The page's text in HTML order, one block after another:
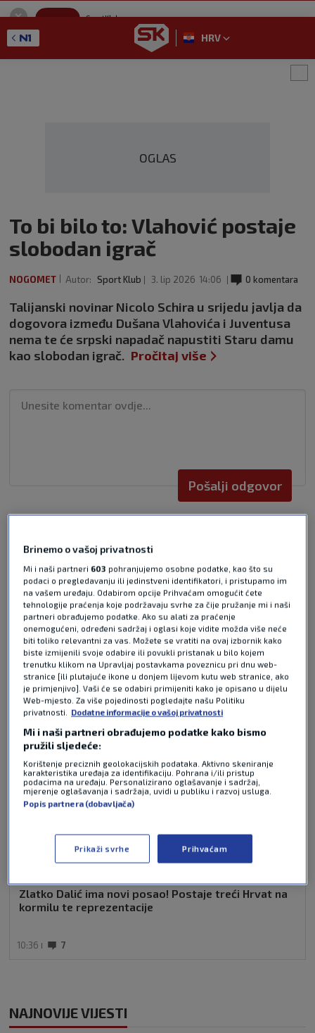
SportKlub
GET - On the Google Play
HRV
OGLAS
To bi bilo to: Vlahović postaje
slobodan igrač
NOGOMET Autor: Sport Klub 3. lip 2026 14:06 0 komentara
Talijanski novinar Nicolo Schira u srijedu javlja da
dogovora između Dušana Vlahovića i Juventusa
nema te će srpski napadač napustiti Staru damu
kao slobodan igrač. Pročitaj više
Pošalji odgovor
Pošalji
NAJČITANIJE VIJESTI - NOGOMET
Zlatko Dalić ima novi posao! Postaje treći Hrvat na
kormilu te reprezentacije
10:36 7
NAJNOVIJE VIJESTI
Brinemo o vašoj privatnosti
Mi i naši partneri 603 pohranjujemo osobne podatke, kao što su
podaci o pregledavanju ili jedinstveni identifikatori, i pristupamo im
na vašem uređaju. Odabirom opcije Prihvaćam omogućit ćete
tehnologije praćenja koje podržavaju svrhe za čije pružanje mi i naši
partneri obrađujemo podatke. Ako su alati za praćenje
onemogućeni, određeni sadržaj i oglasi koje vidite možda više neće
biti toliko relevantni za vas. Možete se vratiti na ovaj izbornik kako
biste izmijenili svoje odabire ili povukli pristanak u bilo kojem
trenutku klikom na Upravljaj postavkama poveznicu pri dnu web-
stranice [ili plutajuće ikone u donjem lijevom kutu web stranice, ako
je primjenjivo]. Vaši će se odabiri primijeniti kako je opisano u dijelu
Web-mjesto. Za više pojedinosti pogledajte našu Politiku
privatnosti. Dodatne informacije o vašoj privatnosti
Mi i naši partneri obrađujemo podatke kako bismo
pružili sljedeće:
Korištenje preciznih geolokacijskih podataka. Aktivno skeniranje
karakteristika uređaja za identifikaciju. Pohrana i/ili pristup
podacima na uređaju. Personalizirano oglašavanje i sadržaj,
mjerenje oglašavanja i sadržaja, uvidi u publiku i razvoj usluga.
Popis partnera (dobavljača)
Prikaži svrhe Prihvaćam